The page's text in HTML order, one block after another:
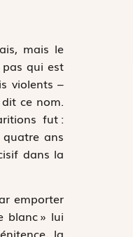
mais le
qui est
violents –
ce nom.
fut :
quatre ans
dans la
emporter
blanc » lui